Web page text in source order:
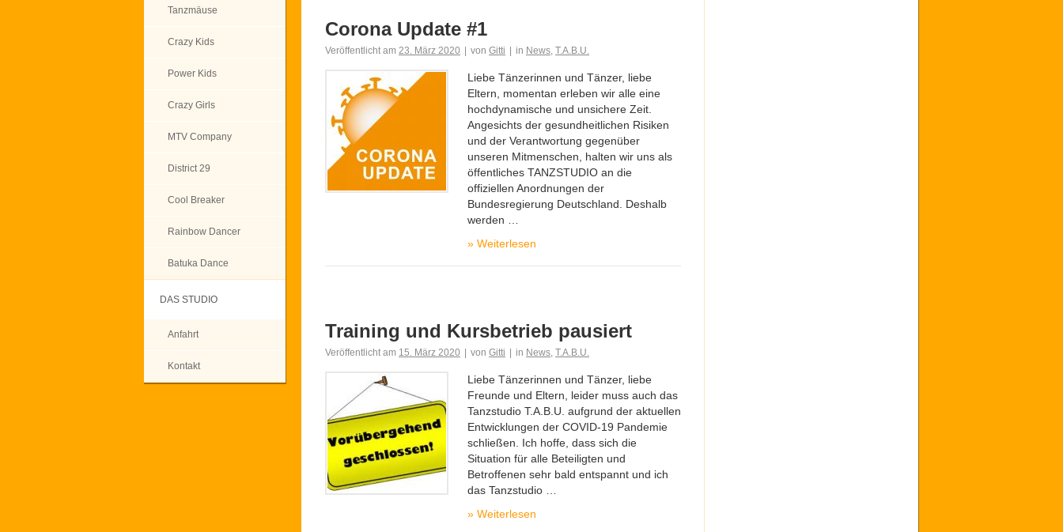
Tanzmäuse
Crazy Kids
Power Kids
Crazy Girls
MTV Company
District 29
Cool Breaker
Rainbow Dancer
Batuka Dance
DAS STUDIO
Anfahrt
Kontakt
Corona Update #1
Veröffentlicht am 23. März 2020 von Gitti in News, T.A.B.U.
Liebe Tänzerinnen und Tänzer, liebe
Eltern, momentan erleben wir alle eine
hochdynamische und unsichere Zeit.
Angesichts der gesundheitlichen Risiken
und der Verantwortung gegenüber
unseren Mitmenschen, halten wir uns als
öffentliches TANZSTUDIO an die
offiziellen Anordnungen der
Bundesregierung Deutschland. Deshalb
werden …
» Weiterlesen
Training und Kursbetrieb pausiert
Veröffentlicht am 15. März 2020 von Gitti in News, T.A.B.U.
Liebe Tänzerinnen und Tänzer, liebe
Freunde und Eltern, leider muss auch das
Tanzstudio T.A.B.U. aufgrund der aktuellen
Entwicklungen der COVID-19 Pandemie
schließen. Ich hoffe, dass sich die
Situation für alle Beteiligten und
Betroffenen sehr bald entspannt und ich
das Tanzstudio …
» Weiterlesen